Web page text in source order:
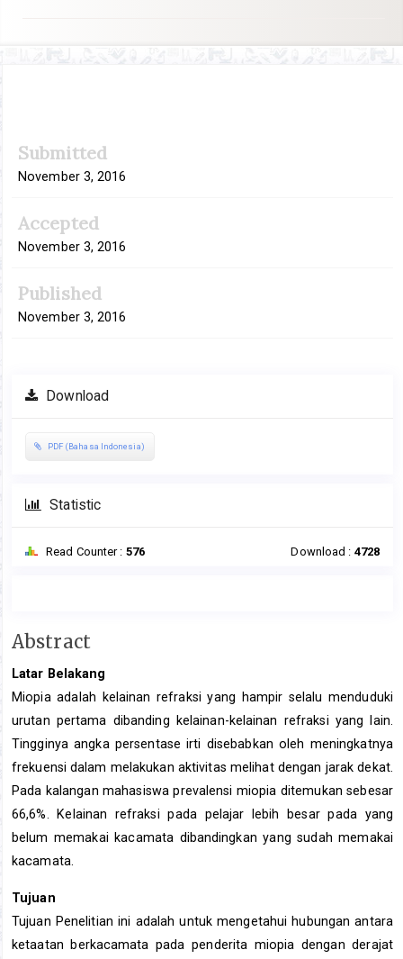
Sidebar
Submitted
November 3, 2016
Accepted
November 3, 2016
Published
November 3, 2016
Download
PDF (Bahasa Indonesia)
Statistic
Read Counter : 576 Download : 4728
Main
Content
Abstract
Latar Belakang
Miopia adalah kelainan refraksi yang hampir selalu menduduki
urutan pertama dibanding kelainan-kelainan refraksi yang lain.
Tingginya angka persentase irti disebabkan oleh meningkatnya
frekuensi dalam melakukan aktivitas melihat dengan jarak dekat.
Pada kalangan mahasiswa prevalensi miopia ditemukan sebesar
66,6%. Kelainan refraksi pada pelajar lebih besar pada yang
belum memakai kacamata dibandingkan yang sudah memakai
kacamata.
Tujuan
Tujuan Penelitian ini adalah untuk mengetahui hubungan antara
ketaatan berkacamata pada penderita miopia dengan derajat